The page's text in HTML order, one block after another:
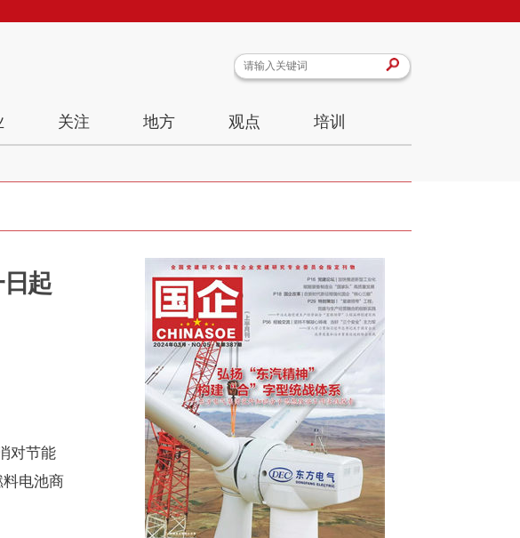
关注 地方 观点 培训
起
对节能
电池商